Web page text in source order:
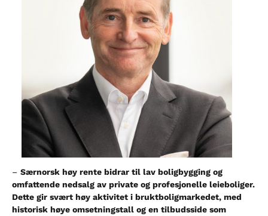
– Særnorsk høy rente bidrar til lav boligbygging og
omfattende nedsalg av private og profesjonelle leieboliger.
Dette gir svært høy aktivitet i bruktboligmarkedet, med
historisk høye omsetningstall og en tilbudsside som